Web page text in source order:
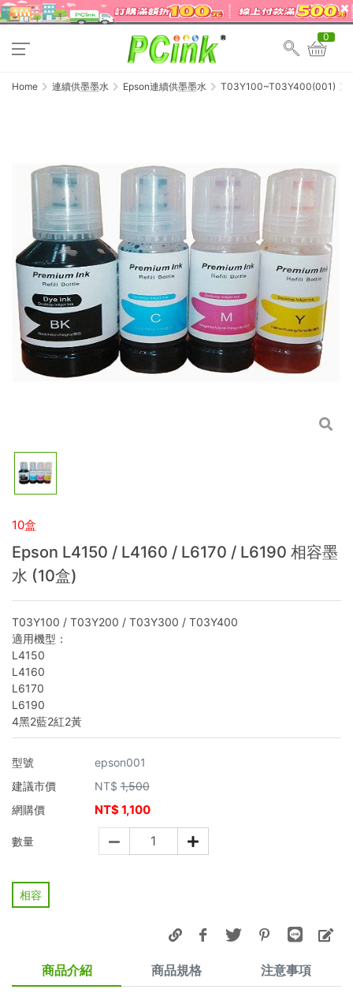
0
Home 連續供墨墨水 Epson連續供墨墨水
T03Y100~T03Y400(001)
10盒
Epson L4150 / L4160 / L6170 / L6190 相容墨
水 (10盒)
T03Y100 / T03Y200 / T03Y300 / T03Y400
適用機型：
L4150
L4160
L6170
L6190
4黑2藍2紅2黃
型號
epson001
建議市價
NT$ 1,500
網購價
NT$1,100
數量
相容
商品介紹 商品規格 注意事項